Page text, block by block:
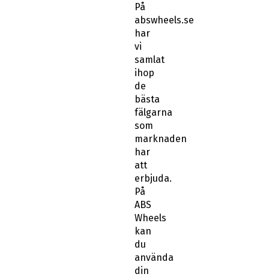
På
abswheels.se
har
vi
samlat
ihop
de
bästa
fälgarna
som
marknaden
har
att
erbjuda.
På
ABS
Wheels
kan
du
använda
din